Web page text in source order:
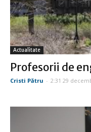
Actualitate
Profesorii de
Cristi Pătru - 2:31 29